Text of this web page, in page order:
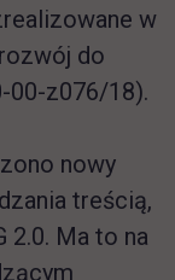
w
do
00-z076/18).
nowy
treścią,
2.0. Ma to na